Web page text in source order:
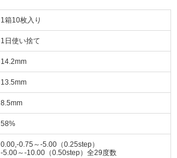
1箱10枚入り
1日使い捨て
14.2mm
13.5mm
8.5mm
58%
0.00,-0.75～-5.00（0.25step）
-5.00～-10.00（0.50step）全29度数